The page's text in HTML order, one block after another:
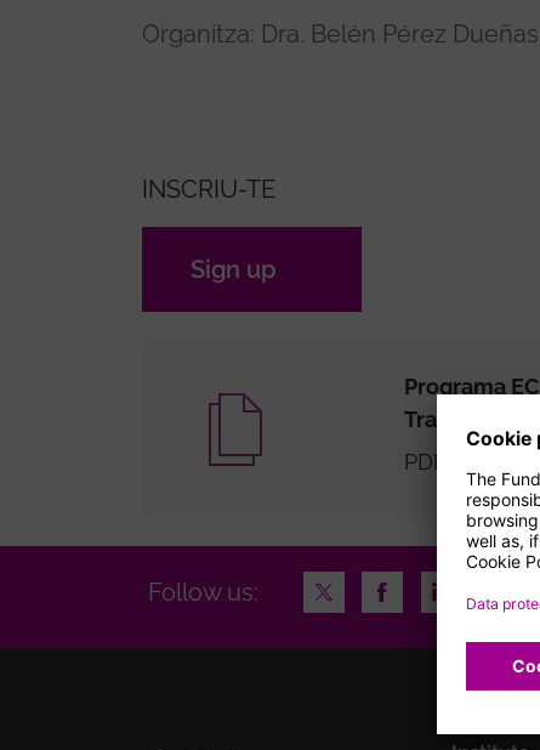
Organitza: Dra. Belén Pérez
INSCRIU-TE
Sign up
Programa
Transtorns
PDF 0.24 MB
Follow us: TwitterFacebookLinkedIn